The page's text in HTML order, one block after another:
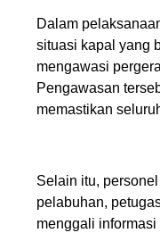
Dalam
situasi kapal yang
mengawasi
Pengawasan
memastikan
Selain itu,
pelabuhan,
menggali